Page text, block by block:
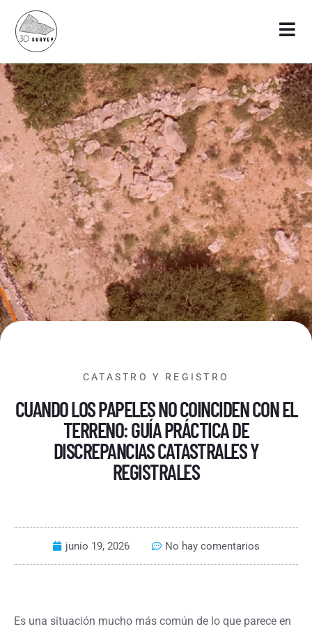
CATASTRO Y REGISTRO
CUANDO LOS PAPELES NO COINCIDEN CON EL
TERRENO: GUÍA PRÁCTICA DE
DISCREPANCIAS CATASTRALES Y
REGISTRALES
junio 19, 2026 No hay comentarios
Es una situación mucho más común de lo que parece en